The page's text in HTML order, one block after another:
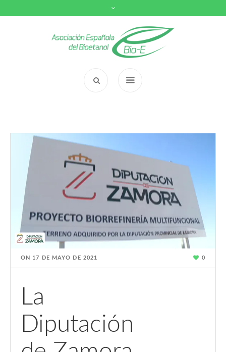
ON 17 DE MAYO DE 2021 0
La
Diputación